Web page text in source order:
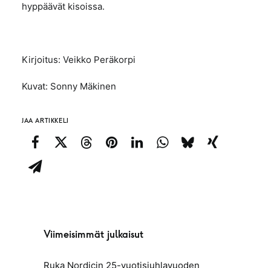
hyppäävät kisoissa.
Kirjoitus: Veikko Peräkorpi
Kuvat: Sonny Mäkinen
JAA ARTIKKELI
Viimeisimmät julkaisut
Ruka Nordicin 25-vuotisjuhlavuoden